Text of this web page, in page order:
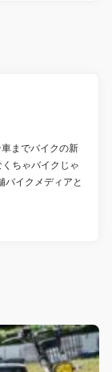
までバイクの新
ちゃバイクじゃ
バイクメディアと